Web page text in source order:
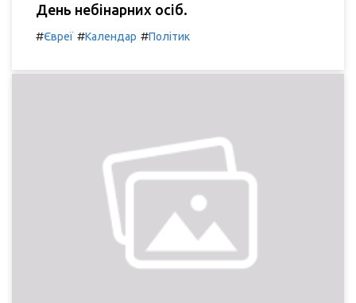
День небінарних осіб.
#Євреї #Календар #Політик